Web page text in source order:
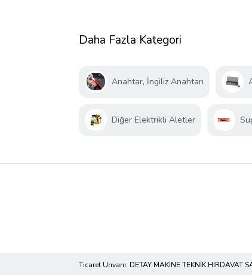
Daha Fazla Kategori
Anahtar, İngiliz Anahtarı
Diğer Elektrikli Aletler
Ticaret Ünvanı: DETAY MAKİNE TEKNİK HIRDAVAT